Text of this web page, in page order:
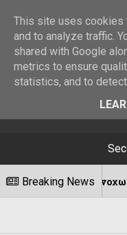
Breaking News
This site uses
and to analyze traffic.
shared with Google
metrics to ensure
statistics, and to